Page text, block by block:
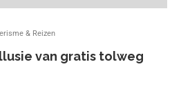
& Reizen
van gratis tolweg